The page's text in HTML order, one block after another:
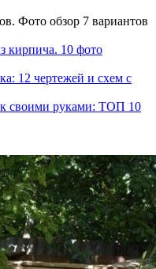
Фото обзор 7 вариантов
кирпича. 10 фото
12 чертежей и схем с
своими руками: ТОП 10